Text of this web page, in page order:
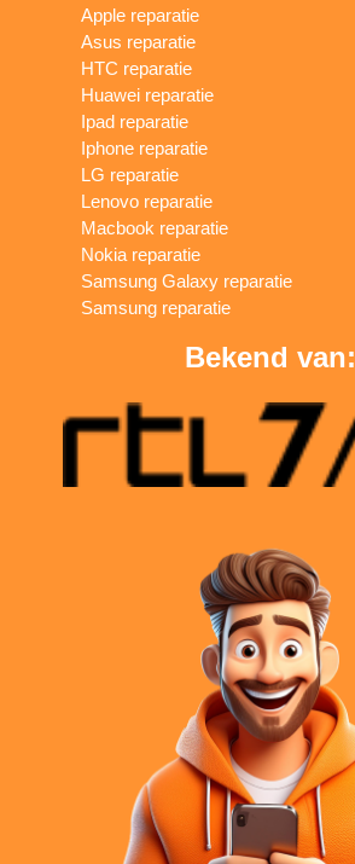
Apple reparatie
Asus reparatie
HTC reparatie
Huawei reparatie
Ipad reparatie
Iphone reparatie
LG reparatie
Lenovo reparatie
Macbook reparatie
Nokia reparatie
Samsung Galaxy reparatie
Samsung reparatie
Bekend van: